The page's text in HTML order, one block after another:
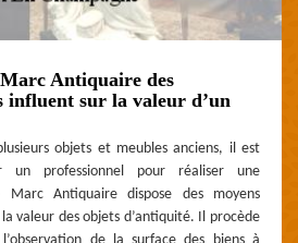
Antiquaire des
influent sur la valeur d’un
objets et meubles anciens, il est
un professionnel pour réaliser une
Marc Antiquaire dispose des moyens
valeur des objets d’antiquité. Il procède
de la surface des biens à